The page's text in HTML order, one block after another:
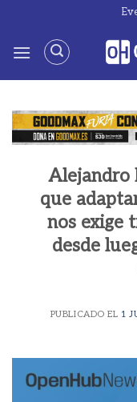
contenido
Alejandro
que
nos exige
desde
PUBLICADO EL 1